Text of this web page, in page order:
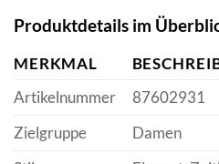
Produktdetails im
MERKMAL
Artikelnummer
87602931
Zielgruppe
Damen